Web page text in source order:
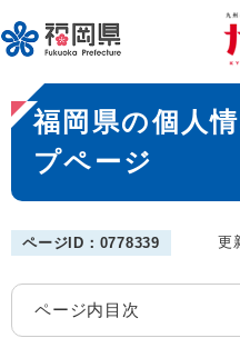
ー
ジ
先
頭
。
メニューを
本
文
福岡県の個人
プページ
ページID：0778339 更
ページ内目次